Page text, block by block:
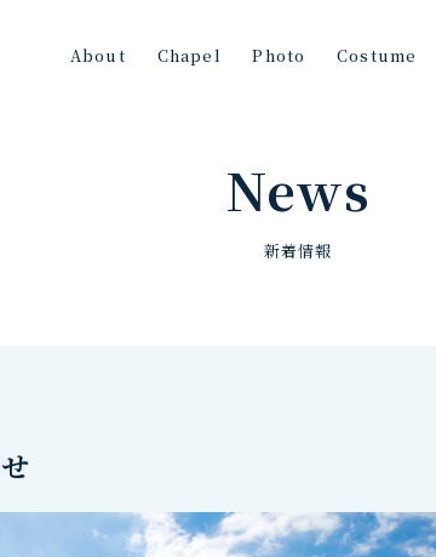
About Chapel Photo Costume
News
新着情報